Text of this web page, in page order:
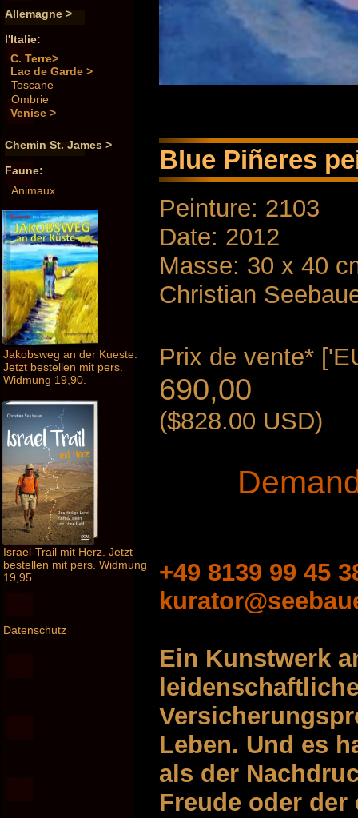
Allemagne >
l'Italie:
C. Terre>
Lac de Garde >
Toscane
Ombrie
Venise >
Chemin St. James >
Faune:
Animaux
Jakobsweg an der Kueste.
Jetzt bestellen mit pers.
Widmung 19,90.
Israel-Trail mit Herz. Jetzt
bestellen mit pers. Widmung
19,95.
Datenschutz
Blue Piñeres
Peinture: 2103
Date: 2012
Masse: 30 x 40
Christian
Prix ​​de vente*
690,00
($828.00 USD)
+49 8139 99 45
Ein Kunstwerk
Leben. Und es
als der
Freude oder